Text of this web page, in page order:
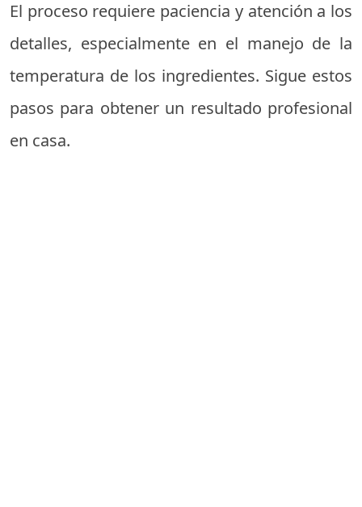
El proceso requiere paciencia y atención a los
detalles, especialmente en el manejo de la
temperatura de los ingredientes. Sigue estos
pasos para obtener un resultado profesional
en casa.